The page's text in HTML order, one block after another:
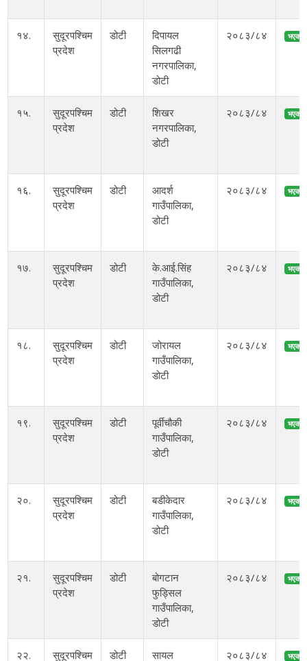
१४.
सुदूरपश्चिम
प्रदेश
डोटी
दिपायल
सिलगढी
नगरपालिका,
डोटी
२०८३/८४ भएको
१५.
सुदूरपश्चिम
प्रदेश
डोटी
शिखर
नगरपालिका,
डोटी
२०८३/८४ भएको
१६.
सुदूरपश्चिम
प्रदेश
डोटी
आदर्श
गाउँपालिका,
डोटी
२०८३/८४ भएको
१७.
सुदूरपश्चिम
प्रदेश
डोटी
के.आई.सिंह
गाउँपालिका,
डोटी
२०८३/८४ भएको
१८.
सुदूरपश्चिम
प्रदेश
डोटी
जोरायल
गाउँपालिका,
डोटी
२०८३/८४ भएको
१९.
सुदूरपश्चिम
प्रदेश
डोटी
पूर्वीचौकी
गाउँपालिका,
डोटी
२०८३/८४ भएको
२०.
सुदूरपश्चिम
प्रदेश
डोटी
बडीकेदार
गाउँपालिका,
डोटी
२०८३/८४ भएको
२१.
सुदूरपश्चिम
प्रदेश
डोटी
बोगटान
फुड्सिल
गाउँपालिका,
डोटी
२०८३/८४ भएको
२२.
सुदूरपश्चिम
डोटी
सायल
२०८३/८४ भएको